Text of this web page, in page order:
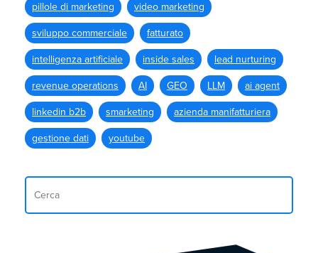
pillole di marketing video marketing
sviluppo commerciale fatturato
intelligenza artificiale inside sales lead nurturing
revenue operations AI GEO LLM ai agent
linkedin b2b smarketing azienda manifatturiera
gestione dati youtube